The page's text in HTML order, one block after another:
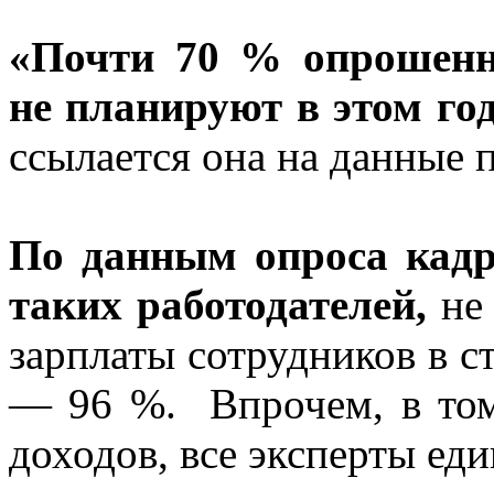
«Почти 70 %
не планируют в этом
ссылается она на
По данным опроса
таких работодателей,
зарплаты сотрудников в
— 96 %. Впрочем, в том,
доходов, все эксперты